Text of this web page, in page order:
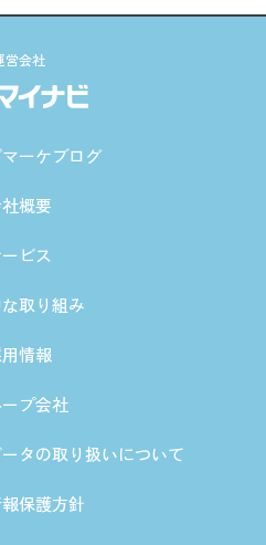
営会社
ーケブログ
概要
ビス
取り組み
情報
プ会社
タの取り扱いについて
保護方針